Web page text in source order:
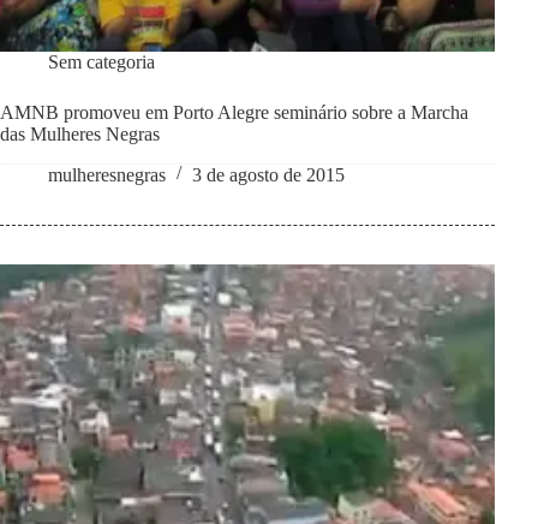
Sem categoria
AMNB promoveu em Porto Alegre seminário sobre a Marcha
das Mulheres Negras
mulheresnegras
3 de agosto de 2015